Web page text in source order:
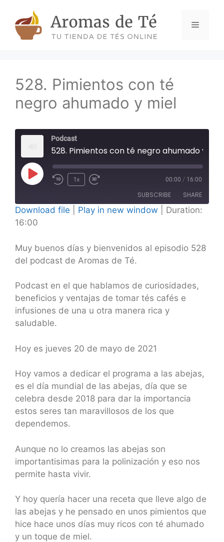
content
Menu
528. Pimientos con té
negro ahumado y miel
Podcast
528. Pimientos con té negro ahumado y
Play
1x 00:00 / 16:00
SUBSCRIBE SHARE
SHARE
LINK
EMBED
Download file Play in new window
Duration:
16:00
Muy buenos días y bienvenidos al episodio 528
del podcast de Aromas de Té.
Podcast en el que hablamos de curiosidades,
beneficios y ventajas de tomar tés cafés e
infusiones de una u otra manera rica y
saludable.
Hoy es jueves 20 de mayo de 2021
Hoy vamos a dedicar el programa a las abejas,
es el día mundial de las abejas, día que se
celebra desde 2018 para dar la importancia
estos seres tan maravillosos de los que
dependemos.
Aunque no lo creamos las abejas son
importantisimas para la polinización y eso nos
permite hasta vivir.
Y hoy quería hacer una receta que lleve algo de
las abejas y he pensado en unos pimientos que
hice hace unos días muy ricos con té ahumado
y un toque de miel.